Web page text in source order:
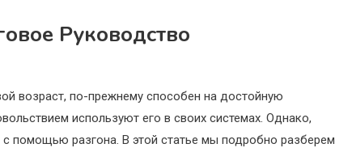
Руководство
возраст, по-прежнему способен на достойную
используют его в своих системах. Однако,
помощью разгона. В этой статье мы подробно разберем